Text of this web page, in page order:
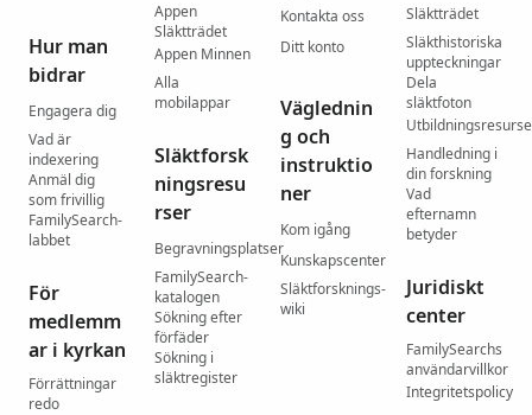
Hur man
bidrar
Engagera dig
Vad är
indexering
Anmäl dig
som frivillig
FamilySearch-
labbet
För
medlemm
ar i kyrkan
Förrättningar
redo
Appen
Släktträdet
Appen Minnen
Alla
mobilappar
Släktforsk
ningsresu
rser
Begravningsplatser
FamilySearch-
katalogen
Sökning efter
förfäder
Sökning i
släktregister
Kontakta oss
Ditt konto
Väglednin
g och
instruktio
ner
Kom igång
Kunskapscenter
Släktforsknings-
wiki
Släktträdet
Släkthistoriska
uppteckningar
Dela
släktfoton
Handledning i
din forskning
Vad
efternamn
betyder
Juridiskt
center
FamilySearchs
användarvillkor
Integritetspolicy